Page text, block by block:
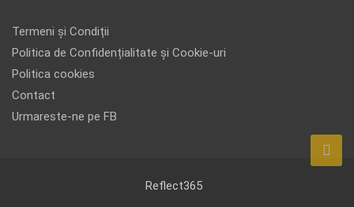
Termeni și Condiții
Politica de Confidențialitate și Cookie-uri
Politica cookies
Contact
Urmareste-ne pe FB
Reflect365